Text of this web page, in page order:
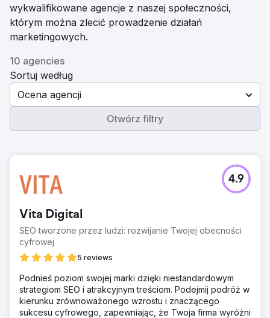
wykwalifikowane agencje z naszej społeczności,
którym można zlecić prowadzenie działań
marketingowych.
10 agencies
Sortuj według
Ocena agencji
Otwórz filtry
Vita Digital
SEO tworzone przez ludzi: rozwijanie Twojej obecności
cyfrowej
5 reviews
4.9
Podnieś poziom swojej marki dzięki niestandardowym
strategiom SEO i atrakcyjnym treściom. Podejmij podróż w
kierunku zrównoważonego wzrostu i znaczącego
sukcesu cyfrowego, zapewniając, że Twoja firma wyróżni